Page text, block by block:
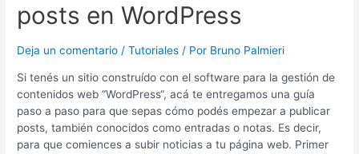
posts en WordPress
Deja un comentario /Tutoriales / Por Bruno Palmieri
Si tenés un sitio construído con el software para la gestión de
contenidos web “WordPress“, acá te entregamos una guía
paso a paso para que sepas cómo podés empezar a publicar
posts, también conocidos como entradas o notas. Es decir,
para que comiences a subir noticias a tu página web. Primer
y
publicar
posts
en
WordPress